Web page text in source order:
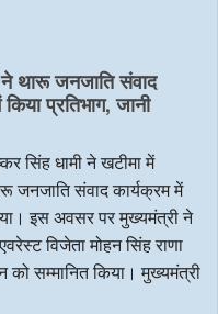
ने थारू जनजाति संवाद
प्रतिभाग, जानी
सिंह धामी ने खटीमा में
जनजाति संवाद कार्यक्रम में
इस अवसर पर मुख्यमंत्री ने
विजेता मोहन सिंह राणा
को सम्मानित किया। मुख्यमंत्री